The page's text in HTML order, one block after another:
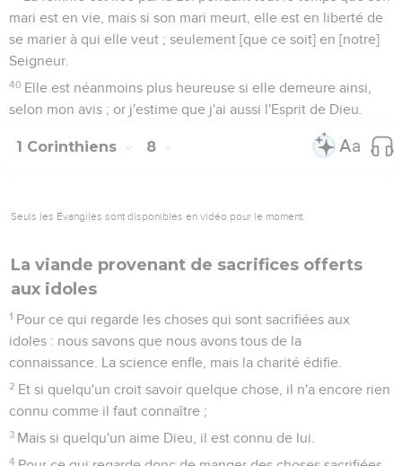
mari est en vie, mais si son mari meurt, elle est en liberté de
se marier à qui elle veut ; seulement [que ce soit] en [notre]
Seigneur.
40 Elle est néanmoins plus heureuse si elle demeure ainsi,
selon mon avis ; or j'estime que j'ai aussi l'Esprit de Dieu.
1 Corinthiens 8
Seuls les Évangiles sont disponibles en vidéo pour le moment.
La viande provenant de sacrifices offerts
aux idoles
1 Pour ce qui regarde les choses qui sont sacrifiées aux
idoles : nous savons que nous avons tous de la
connaissance. La science enfle, mais la charité édifie.
2 Et si quelqu'un croit savoir quelque chose, il n'a encore rien
connu comme il faut connaître ;
3 Mais si quelqu'un aime Dieu, il est connu de lui.
4